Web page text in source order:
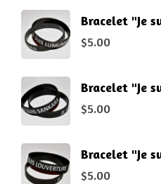
Bracelet "Je
$5.00
Bracelet "Je
$5.00
Bracelet "Je
$5.00